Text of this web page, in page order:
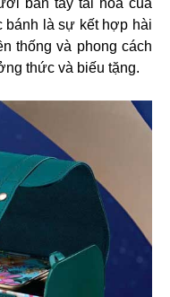
bàn tay tài hoa của
bánh là sự kết hợp hài
thống và phong cách
thức và biếu tặng.